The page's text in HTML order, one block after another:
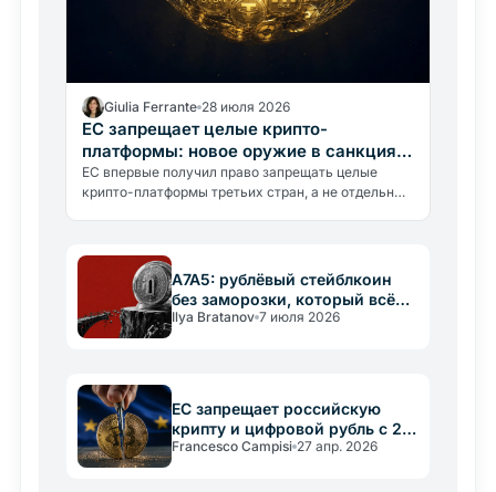
Giulia Ferrante 28 июля 2026
ЕС запрещает целые крипто-
платформы: новое оружие в санкциях
против России
ЕС впервые получил право запрещать целые
крипто-платформы третьих стран, а не отдельные
A7A5: рублёвый стейблкоин
без заморозки, который всё
равно умирает
Ilya Bratanov 7 июля 2026
ЕС запрещает российскую
крипту и цифровой рубль с 24
мая
Francesco Campisi 27 апр. 2026